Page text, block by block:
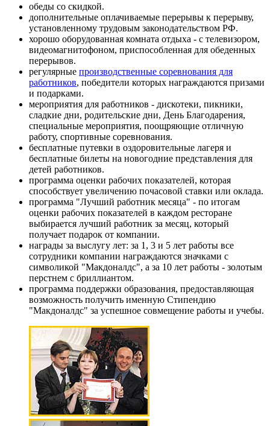
обеды со скидкой.
дополнительные оплачиваемые перерывы к перерыву,
установленному трудовым законодательством РФ.
хорошо оборудованная комната отдыха - с телевизором,
видеомагнитофоном, приспособленная для обеденных
перерывов.
регулярные производственные соревнования для
работников, победители которых награждаются призами
и подарками.
мероприятия для работников - дискотеки, пикники,
сладкие дни, родительские дни, День Благодарения,
специальные мероприятия, поощряющие отличную
работу, спортивные соревнования.
бесплатные путевки в оздоровительные лагеря и
бесплатные билеты на новогодние представления для
детей работников.
программа оценки рабочих показателей, которая
способствует увеличению почасовой ставки или оклада.
программа "Лучший работник месяца" - по итогам
оценки рабочих показателей в каждом ресторане
выбирается лучший работник за месяц, который
получает подарок от компании.
награды за выслугу лет: за 1, 3 и 5 лет работы все
сотрудники компании награждаются значками с
символикой "Макдоналдс", а за 10 лет работы - золотым
перстнем с бриллиантом.
программа поддержки образования, предоставляющая
возможность получить именную Стипендию
"Макдоналдс" за успешное совмещение работы и учебы.